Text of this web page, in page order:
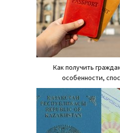
Как получить
особенности,